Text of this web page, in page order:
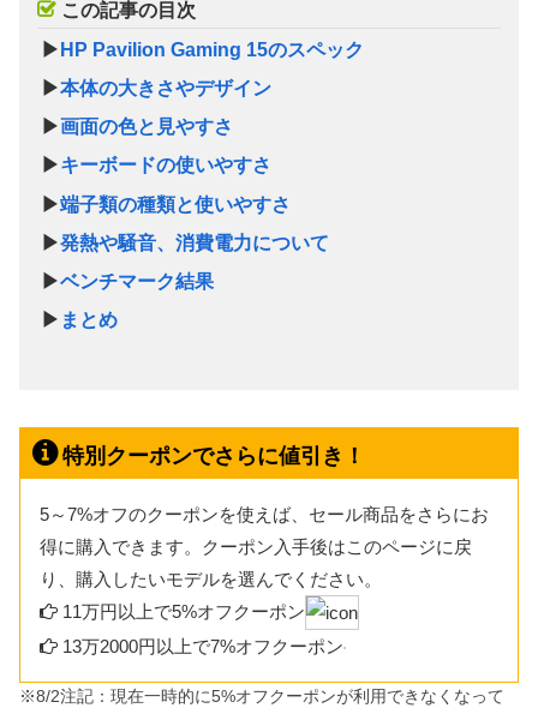
この記事の目次
▶HP Pavilion Gaming 15のスペック
▶本体の大きさやデザイン
▶画面の色と見やすさ
▶キーボードの使いやすさ
▶端子類の種類と使いやすさ
▶発熱や騒音、消費電力について
▶ベンチマーク結果
▶ まとめ
特別クーポンでさらに値引き！
5～7%オフのクーポンを使えば、セール商品をさらにお
得に購入できます。クーポン入手後はこのページに戻
り、購入したいモデルを選んでください。
11万円以上で5%オフクーポン
13万2000円以上で7%オフクーポン
※8/2注記：現在一時的に5%オフクーポンが利用できなくなって